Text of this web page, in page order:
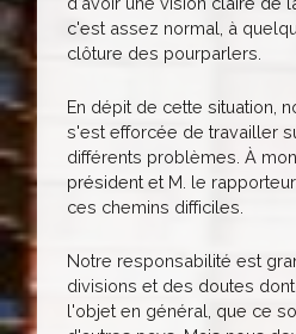
c'est assez normal, à
clôture des pourparlers.
En dépit de cette situation,
s'est efforcée de travailler
différents problèmes. À
président et M. le
ces chemins difficiles.
Notre responsabilité est
divisions et des doutes
l'objet en général, que ce